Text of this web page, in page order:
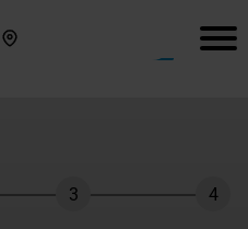
Schritt
3 4